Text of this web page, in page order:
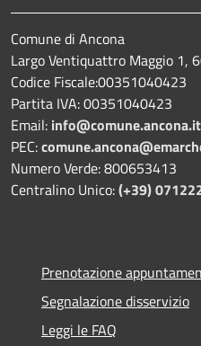
Comune di Ancona
Largo Ventiquattro Maggio 1,
Codice Fiscale:00351040423
Partita IVA: 00351040423
Email: info@comune.ancona.it
PEC:
Numero Verde: 800653413
Centralino Unico:(+39)
Prenotazione
Segnalazione disservizio
Leggi le FAQ